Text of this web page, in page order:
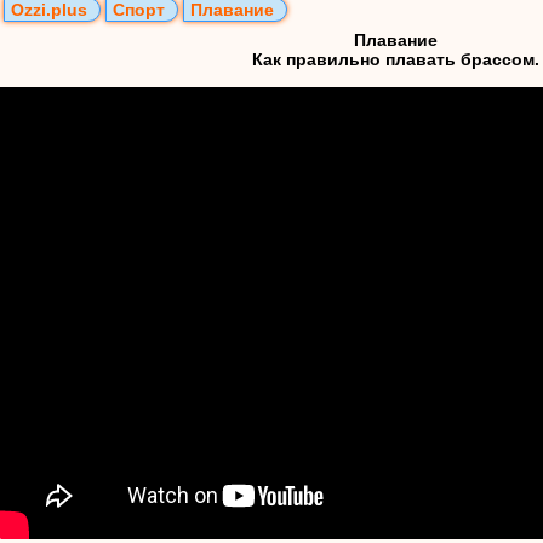
Ozzi.plus Спорт
Плавание
Плавание
Как правильно плавать брассом.